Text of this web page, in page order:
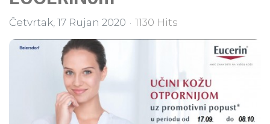
Četvrtak, 17 Rujan 2020 1130 Hits